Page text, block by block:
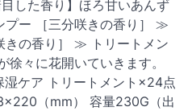
した香り】ほろ甘いあんず
プー ［三分咲きの香り］ ≫
きの香り］ ≫ トリートメン
徐々に花開いていきます。
湿ケア トリートメント×24点
（mm） 容量230G（出